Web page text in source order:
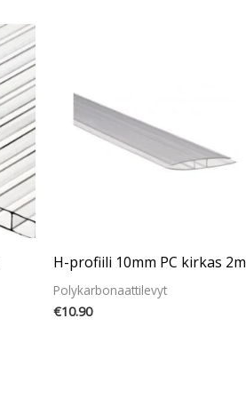
H-profiili 10mm PC kirkas 2m
Polykarbonaattilevyt
€10.90